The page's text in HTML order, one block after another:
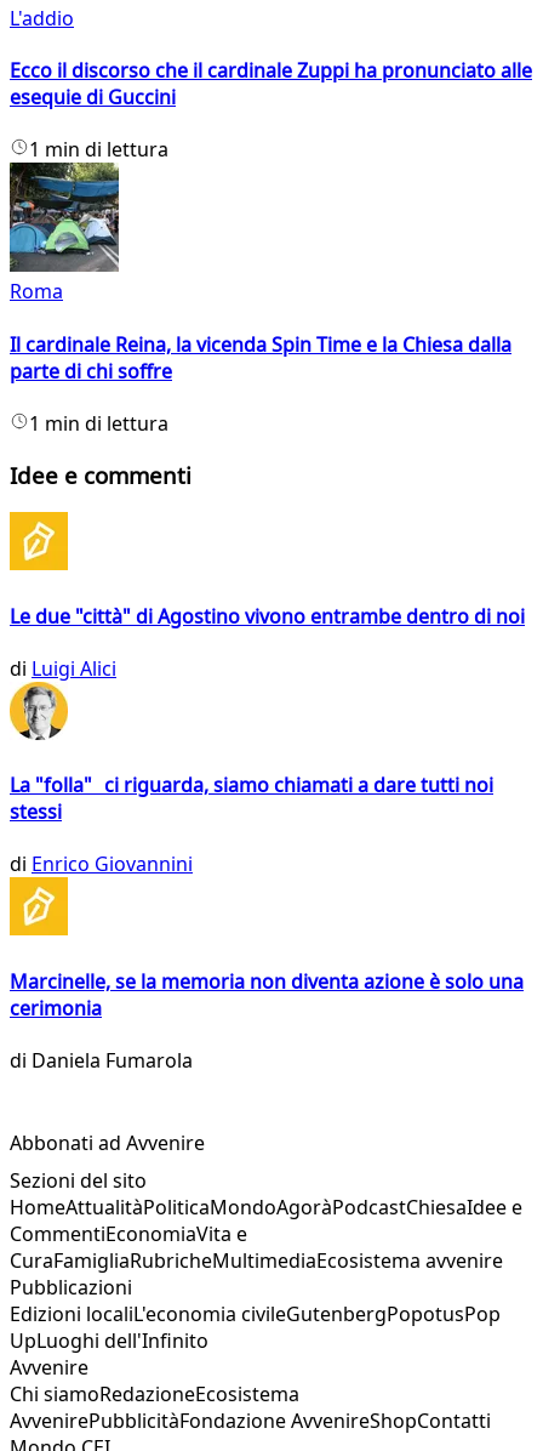
L'addio
Ecco il discorso che il cardinale Zuppi ha pronunciato alle
esequie di Guccini
1 min di lettura
Roma
Il cardinale Reina, la vicenda Spin Time e la Chiesa dalla
parte di chi soffre
1 min di lettura
Idee e commenti
Le due "città" di Agostino vivono entrambe dentro di noi
di Luigi Alici
La "folla" ci riguarda, siamo chiamati a dare tutti noi
stessi
di Enrico Giovannini
Marcinelle, se la memoria non diventa azione è solo una
cerimonia
di Daniela Fumarola
Abbonati ad Avvenire
Sezioni del sito
HomeAttualitàPoliticaMondoAgoràPodcastChiesaIdee e
CommentiEconomiaVita e
CuraFamigliaRubricheMultimediaEcosistema avvenire
Pubblicazioni
Edizioni localiL'economia civileGutenbergPopotusPop
UpLuoghi dell'Infinito
Avvenire
Chi siamoRedazioneEcosistema
AvvenirePubblicitàFondazione AvvenireShopContatti